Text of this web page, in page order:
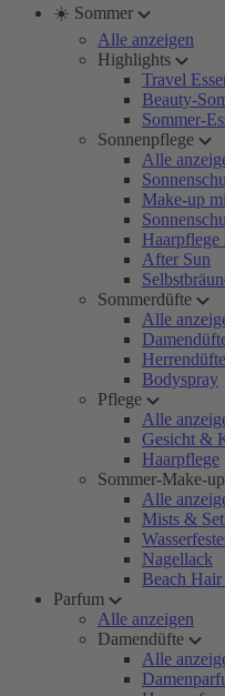
☀️ Sommer
Alle anzeigen
Highlights
Travel
Beauty-
Sommer-
Sonnenpflege
Alle
Make-up
After Sun
Sommerdüfte
Alle
Herrendüfte
Bodyspray
Pflege
Alle
Gesicht &
Haarpflege
Sommer-Make-
Alle
Mists &
Nagellack
Beach Hair
Parfum
Alle anzeigen
Damendüfte
Alle